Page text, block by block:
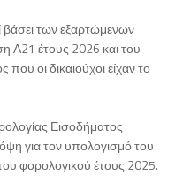
βάσει των εξαρτώμενων
Α21 έτους 2026 και του
που οι δικαιούχοι είχαν το
Εισοδήματος
για τον υπολογισμό του
φορολογικού έτους 2025.